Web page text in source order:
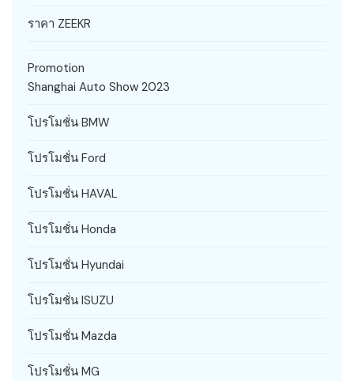
ราคา ZEEKR
Promotion
Shanghai Auto Show 2023
โปรโมชั่น BMW
โปรโมชั่น Ford
โปรโมชั่น HAVAL
โปรโมชั่น Honda
โปรโมชั่น Hyundai
โปรโมชั่น ISUZU
โปรโมชั่น Mazda
โปรโมชั่น MG